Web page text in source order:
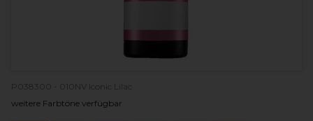
P038300 - 010NV Iconic Lilac
weitere Farbtöne verfügbar